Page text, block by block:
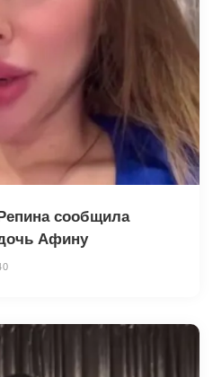
сообщила
Афину